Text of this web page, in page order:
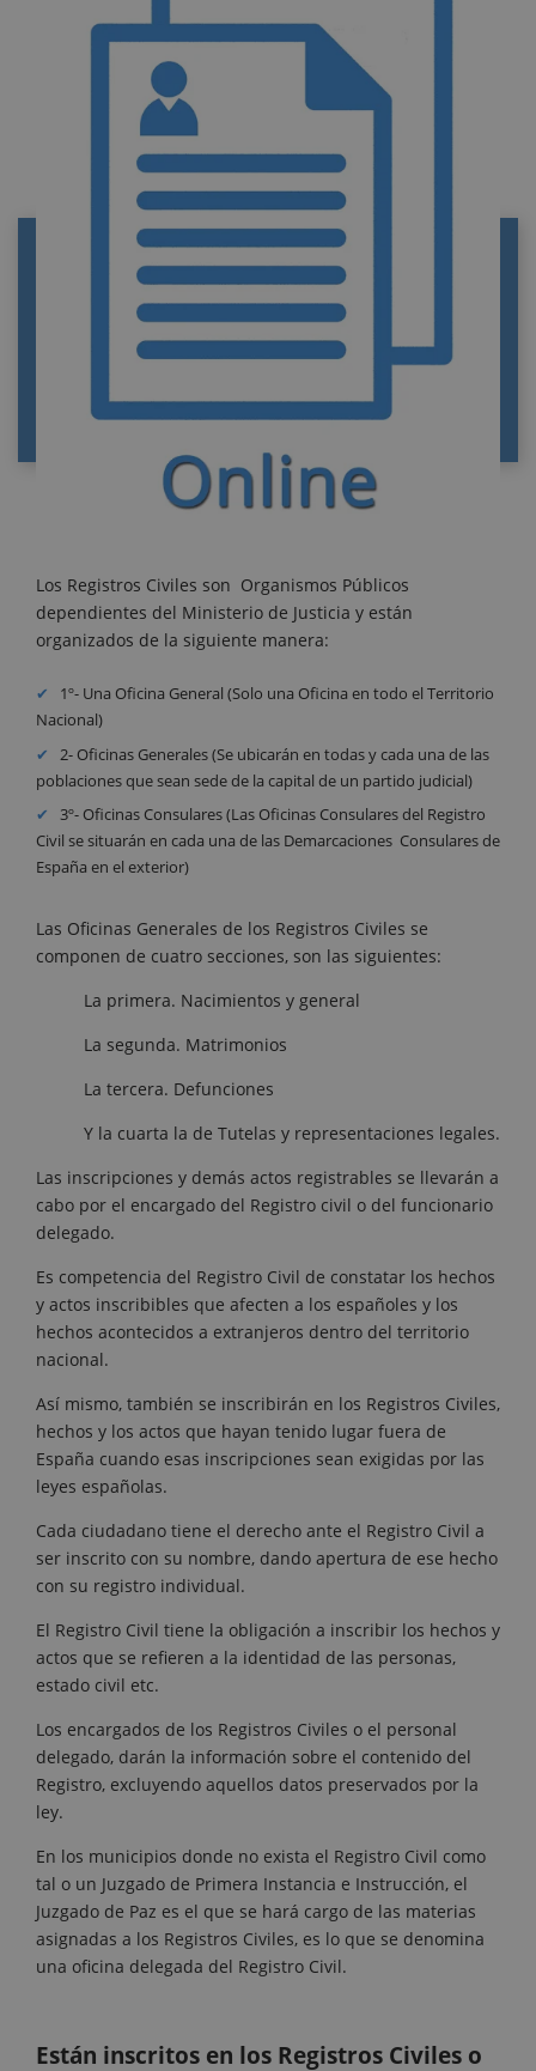
REGISTRO CIVIL DE AZPEITIA
Información de contacto del Registro civil de
Azpeitia. Funciones y trámites. Portal privado
de información y tramitación de documentos
oficiales
Los Registros Civiles son Organismos Públicos
dependientes del Ministerio de Justicia y están
organizados de la siguiente manera:
1º- Una Oficina General (Solo una Oficina en todo el Territorio
Nacional)
2- Oficinas Generales (Se ubicarán en todas y cada una de las
poblaciones que sean sede de la capital de un partido judicial)
3º- Oficinas Consulares (Las Oficinas Consulares del Registro
Civil se situarán en cada una de las Demarcaciones Consulares de
España en el exterior)
Las Oficinas Generales de los Registros Civiles se
componen de cuatro secciones, son las siguientes:
La primera. Nacimientos y general
La segunda. Matrimonios
La tercera. Defunciones
Y la cuarta la de Tutelas y representaciones legales.
Las inscripciones y demás actos registrables se llevarán a
cabo por el encargado del Registro civil o del funcionario
delegado.
Es competencia del Registro Civil de constatar los hechos
y actos inscribibles que afecten a los españoles y los
hechos acontecidos a extranjeros dentro del territorio
nacional.
Así mismo, también se inscribirán en los Registros Civiles,
hechos y los actos que hayan tenido lugar fuera de
España cuando esas inscripciones sean exigidas por las
leyes españolas.
Cada ciudadano tiene el derecho ante el Registro Civil a
ser inscrito con su nombre, dando apertura de ese hecho
con su registro individual.
El Registro Civil tiene la obligación a inscribir los hechos y
actos que se refieren a la identidad de las personas,
estado civil etc.
Los encargados de los Registros Civiles o el personal
delegado, darán la información sobre el contenido del
Registro, excluyendo aquellos datos preservados por la
ley.
En los municipios donde no exista el Registro Civil como
tal o un Juzgado de Primera Instancia e Instrucción, el
Juzgado de Paz es el que se hará cargo de las materias
asignadas a los Registros Civiles, es lo que se denomina
una oficina delegada del Registro Civil.
Están inscritos en los Registros Civiles o